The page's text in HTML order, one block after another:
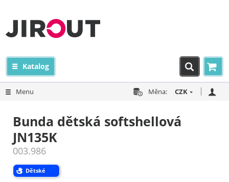
Katalog
Menu Měna: CZK
Bunda dětská softshellová
JN135K
003.986
Dětské